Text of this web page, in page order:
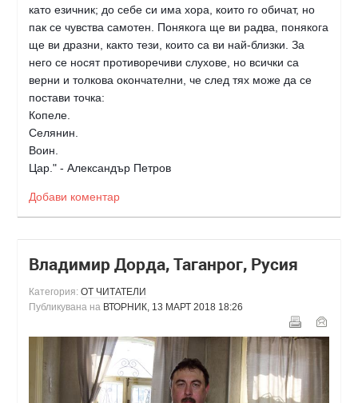
като езичник; до себе си има хора, които го обичат, но
пак се чувства самотен. Понякога ще ви радва, понякога
ще ви дразни, както тези, които са ви най-близки. За
него се носят противоречиви слухове, но всички са
верни и толкова окончателни, че след тях може да се
постави точка:
Копеле.
Селянин.
Воин.
Цар." - Aлександър Петров
Добави коментар
Владимир Дорда, Таганрог, Русия
Категория: ОТ ЧИТАТЕЛИ
Публикувана на ВТОРНИК, 13 МАРТ 2018 18:26